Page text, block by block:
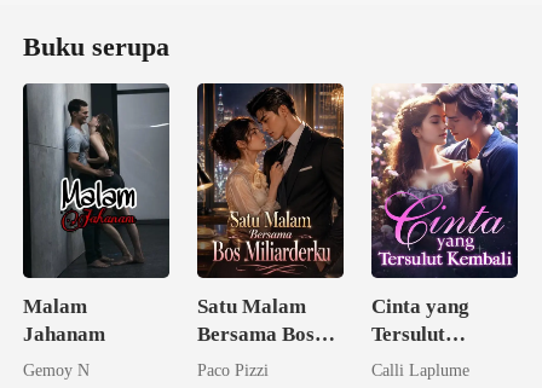
Buku serupa
Malam
Jahanam
Gemoy N
Satu Malam
Bersama Bos
Miliarderku
Paco Pizzi
Cinta yang
Tersulut
Kembali
Calli Laplume